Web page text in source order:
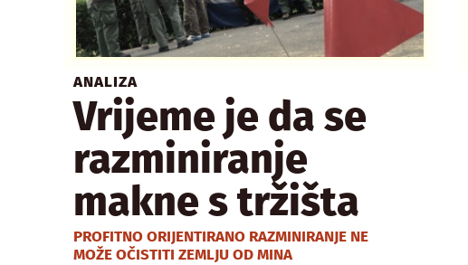
ANALIZA
Vrijeme je da se
razminiranje
makne s tržišta
PROFITNO ORIJENTIRANO RAZMINIRANJE NE
MOŽE OČISTITI ZEMLJU OD MINA